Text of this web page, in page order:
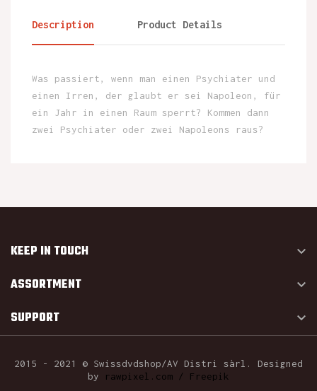
Description Product Details
Was passiert, wenn man einen Psychiater und
einen Irren, der glaubt er sei Napoleon, für
ein Jahr in einen Raum sperrt? Kommen dann
zwei Psychiater oder zwei Napoleons raus?
KEEP IN TOUCH 
ASSORTMENT 
SUPPORT 
2015 - 2021 © Swissdvdshop/AV Distri sàrl. Designed
by
rawpixel.com / Freepik